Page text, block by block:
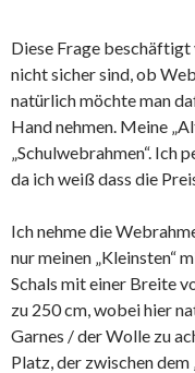
Diese Frage beschäftigt
nicht sicher sind, ob
natürlich möchte man
Hand nehmen. Meine
„Schulwebrahmen“. Ich
da ich weiß dass die
Ich nehme die
nur meinen „Kleinsten“
Schals mit einer Breite
zu 250 cm, wobei hier
Garnes / der Wolle zu
Platz, der zwischen dem